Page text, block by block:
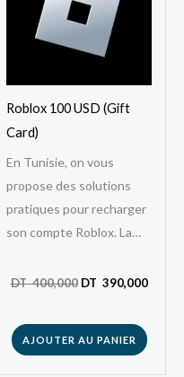
Roblox 100 USD (Gift
Card)
En Tunisie, on vous
propose des solutions
pratiques pour recharger
son compte Roblox. La
Tunisie est une solution
DT400,000
400,000.
DT 390,000
AJOUTER AU PANIER